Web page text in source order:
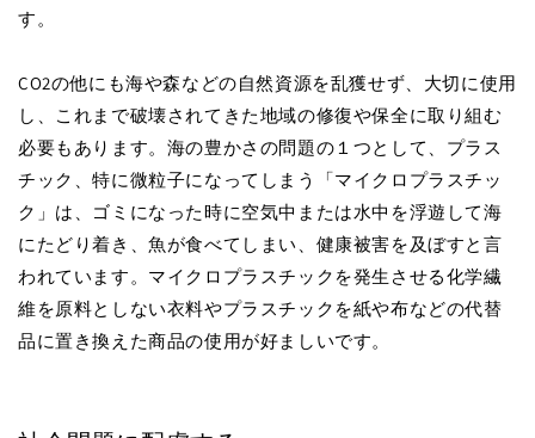
す。
CO2の他にも海や森などの自然資源を乱獲せず、大切に使用
し、これまで破壊されてきた地域の修復や保全に取り組む
必要もあります。海の豊かさの問題の１つとして、プラス
チック、特に微粒子になってしまう「マイクロプラスチッ
ク」は、ゴミになった時に空気中または水中を浮遊して海
にたどり着き、魚が食べてしまい、健康被害を及ぼすと言
われています。マイクロプラスチックを発生させる化学繊
維を原料としない衣料やプラスチックを紙や布などの代替
品に置き換えた商品の使用が好ましいです。